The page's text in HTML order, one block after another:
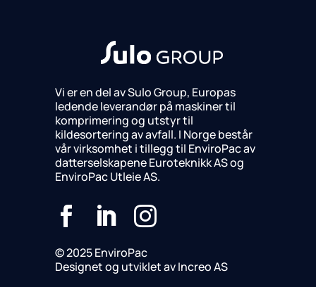
Vi er en del av Sulo Group, Europas
ledende leverandør på maskiner til
komprimering og utstyr til
kildesortering av avfall. I Norge består
vår virksomhet i tillegg til EnviroPac av
datterselskapene Euroteknikk AS og
EnviroPac Utleie AS.
  
© 2025 EnviroPac
Designet og utviklet av Increo AS